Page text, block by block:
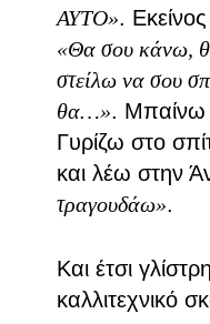
ΑΥΤΟ».
«Θα σου κάνω,
στείλω να σου
θα…». Μπαίνω
Γυρίζω στο
και λέω στην
τραγουδάω».
Και έτσι
καλλιτεχνικό